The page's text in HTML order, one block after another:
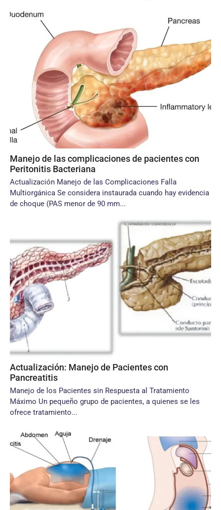
Manejo de las complicaciones de pacientes con
Peritonitis Bacteriana
Actualización Manejo de las Complicaciones Falla
Multiorgánica Se considera instaurada cuando hay evidencia
de choque (PAS menor de 90 mm...
Actualización: Manejo de Pacientes con
Pancreatitis
Manejo de los Pacientes sin Respuesta al Tratamiento
Máximo Un pequeño grupo de pacientes, a quienes se les
ofrece tratamiento...